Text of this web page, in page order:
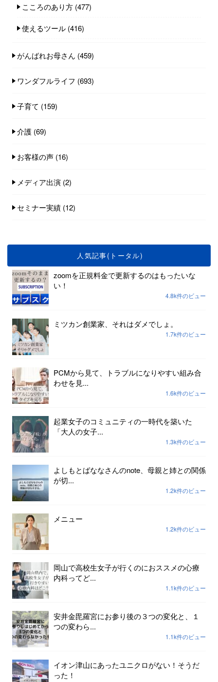
こころのあり方 (477)
使えるツール (416)
がんばれお母さん (459)
ワンダフルライフ (693)
子育て (159)
介護 (69)
お客様の声 (16)
メディア出演 (2)
セミナー実績 (12)
人気記事(トータル)
zoomを正規料金で更新するのはもったいな
い！
4.8k件のビュー
ミツカン創業家、それはダメでしょ。
1.7k件のビュー
PCMから見て、トラブルになりやすい組み合
わせを見...
1.6k件のビュー
起業女子のコミュニティの一時代を築いた
「大人の女子...
1.3k件のビュー
よしもとばななさんのnote、母親と姉との関係
が切...
1.2k件のビュー
メニュー
1.2k件のビュー
岡山で高校生女子が行くのにおススメの心療
内科ってど...
1.1k件のビュー
安井金毘羅宮にお参り後の３つの変化と、１
つの変わら...
1.1k件のビュー
イオン津山にあったユニクロがない！そうだ
った！